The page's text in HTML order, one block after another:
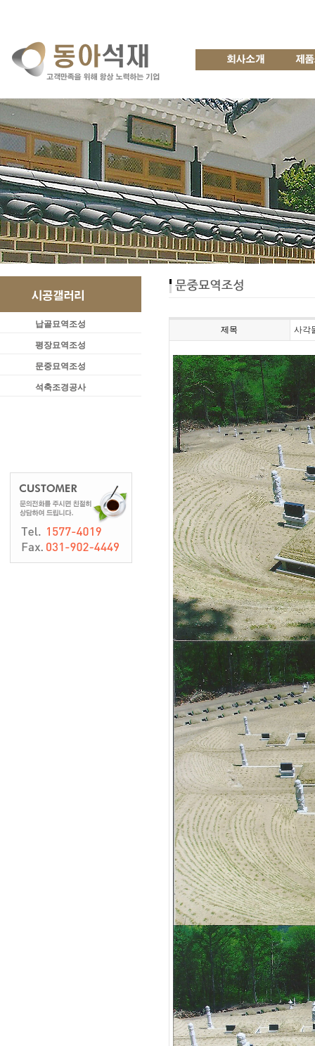
납골묘역조성
평장묘역조성
문중묘역조성
석축조경공사
제목 사각